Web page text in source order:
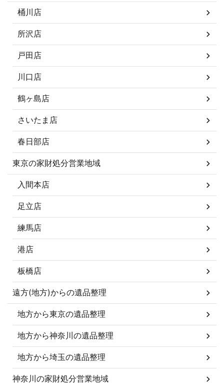
桶川店
所沢店
戸田店
川口店
鶴ヶ島店
さいたま店
春日部店
東京の家財処分営業地域
入間本店
足立店
練馬店
港店
板橋店
遠方(地方)からの遺品整理
地方から東京の遺品整理
地方から神奈川の遺品整理
地方から埼玉の遺品整理
神奈川の家財処分営業地域